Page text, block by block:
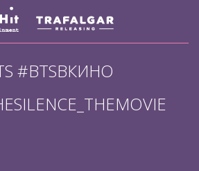
#BTSВКИНО